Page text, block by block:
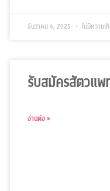
ธันวาคม 4, 2025 ไม่มีความเ
รับสมัครสัตวแพ
อ่านต่อ »